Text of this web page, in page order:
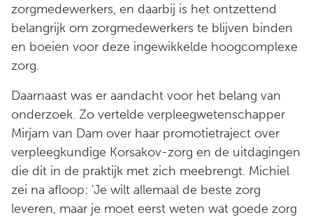
zorgmedewerkers, en daarbij is het ontzettend
belangrijk om zorgmedewerkers te blijven binden
en boeien voor deze ingewikkelde hoogcomplexe
zorg.
Daarnaast was er aandacht voor het belang van
onderzoek. Zo vertelde verpleegwetenschapper
Mirjam van Dam over haar promotietraject over
verpleegkundige Korsakov-zorg en de uitdagingen
die dit in de praktijk met zich meebrengt. Michiel
zei na afloop: 'Je wilt allemaal de beste zorg
leveren, maar je moet eerst weten wat goede zorg